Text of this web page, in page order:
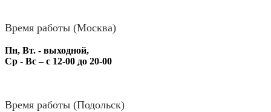
Время работы (Москва)
Пн, Вт. - выходной,
Ср - Вс – с 12-00 до 20-00
Время работы (Подольск)